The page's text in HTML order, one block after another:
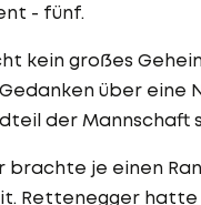
- fünf.
kein großes
über eine
der Mannschaft
je einen
Rettenegger hatte